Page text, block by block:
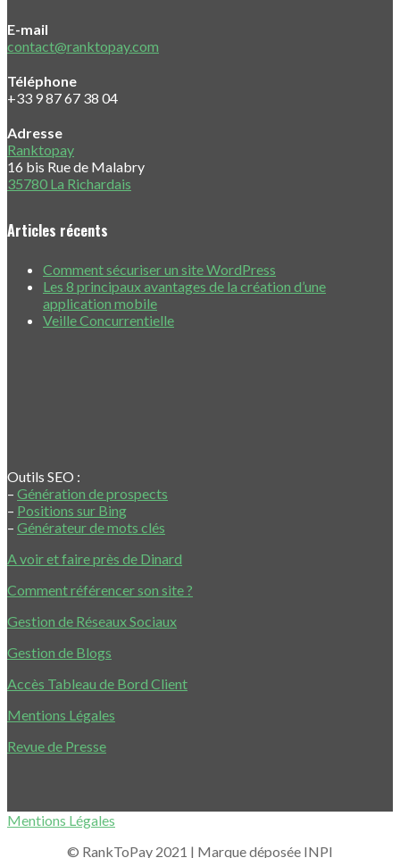
E-mail
contact@ranktopay.com
Téléphone
+33 9 87 67 38 04
Adresse
Ranktopay
16 bis Rue de Malabry
35780 La Richardais
Articles récents
Comment sécuriser un site WordPress
Les 8 principaux avantages de la création d’une
application mobile
Veille Concurrentielle
Outils SEO :
– Génération de prospects
– Positions sur Bing
– Générateur de mots clés
A voir et faire près de Dinard
Comment référencer son site ?
Gestion de Réseaux Sociaux
Gestion de Blogs
Accès Tableau de Bord Client
Mentions Légales
Revue de Presse
Mentions Légales
© RankToPay 2021 | Marque déposée INPI